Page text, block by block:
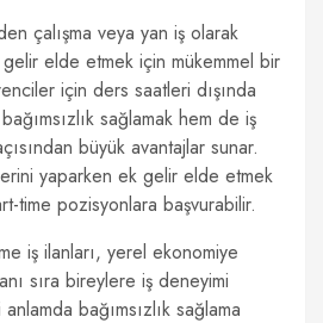
çalışma veya yan iş olarak
elde etmek için mükemmel bir
için ders saatleri dışında
sağlamak hem de iş
büyük avantajlar sunar.
yaparken ek gelir elde etmek
time pozisyonlara başvurabilir.
iş ilanları, yerel ekonomiye
sıra bireylere iş deneyimi
bağımsızlık sağlama